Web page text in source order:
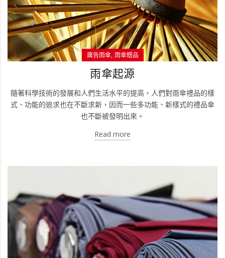
廣告雨傘 雨傘贈品
雨傘起源
隨著科學技術的發展和人們生活水平的提高，人們對雨傘禮品的樣
式、功能的追求也在不斷求新，因而一些多功能、新樣式的禮品傘
也不斷被發明出來。
Read more